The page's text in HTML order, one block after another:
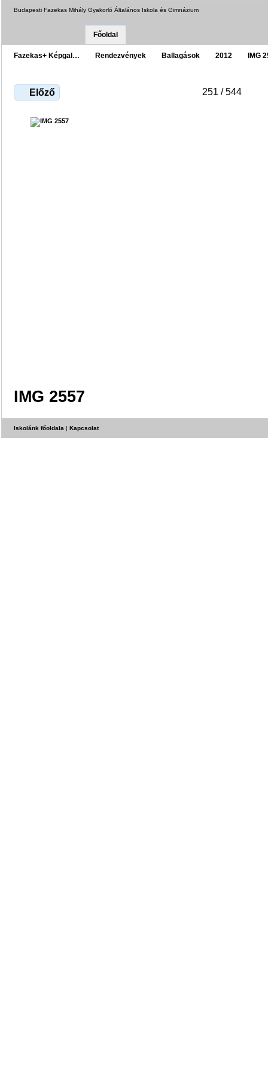
Budapesti Fazekas Mihály Gyakorló Általános Iskola és Gimnázium
Főoldal
Fazekas+ Képgal… Rendezvények Ballagások 2012 IMG
Előző 251 / 544
IMG 2557
Iskolánk főoldala | Kapcsolat